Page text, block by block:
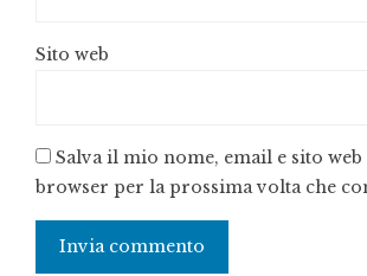
Sito web
Salva il mio nome, email e sito web
browser per la prossima volta che